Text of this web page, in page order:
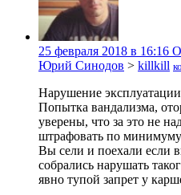
25 февраля 2018 в 16:16
Юрий Синодов > killkill
Нарушение
Попытка вандализма,
уверены, что за это не
штрафовать по
Вы сели и поехали если
собрались нарушать
явно тупой запрет у